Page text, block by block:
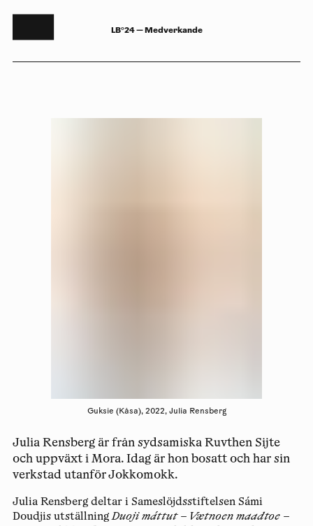
LB°24 — Medverkande
Guksie (Kåsa), 2022, Julia Rensberg
Julia Rensberg är från sydsamiska Ruvthen Sijte
och uppväxt i Mora. Idag är hon bosatt och har sin
verkstad utanför Jokkomokk.
Julia Rensberg deltar i Sameslöjdsstiftelsen Sámi
Doudjis utställningDuoji máttut – Vætnoen maadtoe –